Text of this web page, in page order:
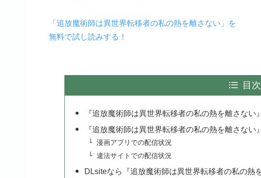
「追放魔術師は異世界転移者の私の熱を離さない」を
無料で試し読みする！
目次
『追放魔術師は異世界転移者の私の熱を離さない
『追放魔術師は異世界転移者の私の熱を離さな
漫画アプリでの配信状況
違法サイトでの配信状況
DLsiteなら『追放魔術師は異世界転移者の私の熱